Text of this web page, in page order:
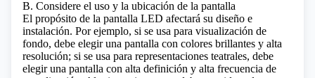
B. Considere el uso y la ubicación de la pantalla
El propósito de la pantalla LED afectará su diseño e
instalación. Por ejemplo, si se usa para visualización de
fondo, debe elegir una pantalla con colores brillantes y alta
resolución; si se usa para representaciones teatrales, debe
elegir una pantalla con alta definición y alta frecuencia de